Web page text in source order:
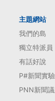
主題網站
我們的島
獨立特派員
有話好說
P#新聞實
PNN新聞